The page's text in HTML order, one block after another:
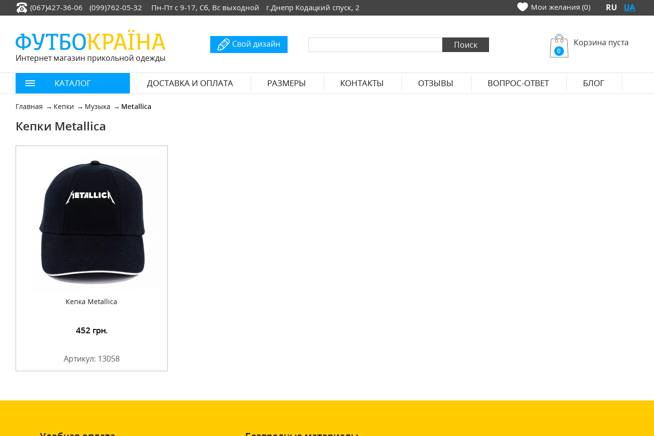
(067)427-36-06 (099)762-05-32 Пн-Пт с 9-17, Сб, Вс выходной г.Днепр Кодацкий спуск, 2 Мои желания (0) RU UA
Интернет магазин прикольной одежды
Свой дизайн
0
Корзина пуста
КАТАЛОГ ДОСТАВКА И ОПЛАТА РАЗМЕРЫ КОНТАКТЫ ОТЗЫВЫ ВОПРОС-ОТВЕТ БЛОГ
Главная Кепки Музыка Metallica
Кепки Metallica
Кепка Metallica
452 грн.
Артикул: 13058